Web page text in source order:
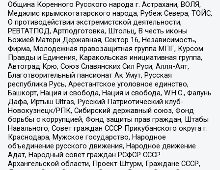
Община Коренного Русского народа г. Астрахани, ВОЛЯ,
Меджлис крымскотатарского народа, Рубеж Севера, ТОЙС,
О противодействии экстремистской деятельности,
РЕВТАТПОД, Артподготовка, Штольц, В честь иконы
Божией Матери Державная, Сектор 16, Независимость,
Фирма, Молодежная правозащитная группа МПГ, Курсом
Правды и Единения, Каракольская инициативная группа,
Автоград Крю, Союз Славянских Сил Руси, Алля-Аят,
Благотворительный пансионат Ак Умут, Русская
республика Русь, Арестантское уголовное единство,
Башкорт, Нация и свобода, Нация и свобода, W.H.С., Фалунь
Дафа, Иртыш Ultras, Русский Патриотический клуб-
Новокузнецк/РПК, Сибирский державный союз, Фонд
борьбы с коррупцией, Фонд защиты прав граждан, Штабы
Навального, Совет граждан СССР Прикубанского округа г.
Краснодара, Мужское государство, Народное
объединение русского движения, Народное движение
Адат, Народный совет граждан РСФСР СССР
Архангельской области, Проект Штурм, Граждане СССР,